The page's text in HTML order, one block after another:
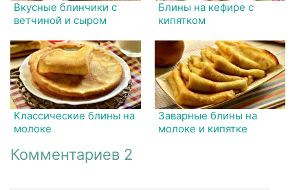
Вкусные блинчики с
ветчиной и сыром
Блины на кефире с
кипятком
Классические блины на
молоке
Заварные блины на
молоке и кипятке
Комментариев 2